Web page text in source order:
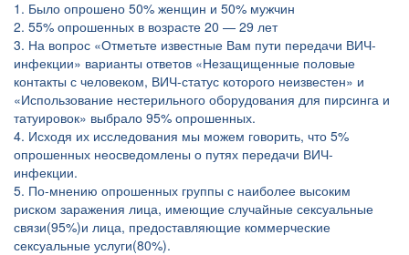
1. Было опрошено 50% женщин и 50% мужчин
2. 55% опрошенных в возрасте 20 — 29 лет
3. На вопрос «Отметьте известные Вам пути передачи ВИЧ-
инфекции» варианты ответов «Незащищенные половые
контакты с человеком, ВИЧ-статус которого неизвестен» и
«Использование нестерильного оборудования для пирсинга и
татуировок» выбрало 95% опрошенных.
4. Исходя их исследования мы можем говорить, что 5%
опрошенных неосведомлены о путях передачи ВИЧ-
инфекции.
5. По-мнению опрошенных группы с наиболее высоким
риском заражения лица, имеющие случайные сексуальные
связи(95%)и лица, предоставляющие коммерческие
сексуальные услуги(80%).